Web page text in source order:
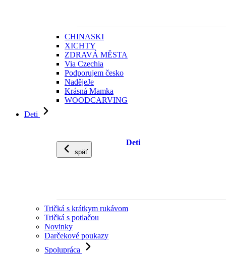
CHINASKI
XICHTY
ZDRAVÁ MĚSTA
Via Czechia
Podporujem česko
NadějeJe
Krásná Mamka
WOODCARVING
Deti
späť
Deti
Tričká s krátkym rukávom
Tričká s potlačou
Novinky
Darčekové poukazy
Spolupráca